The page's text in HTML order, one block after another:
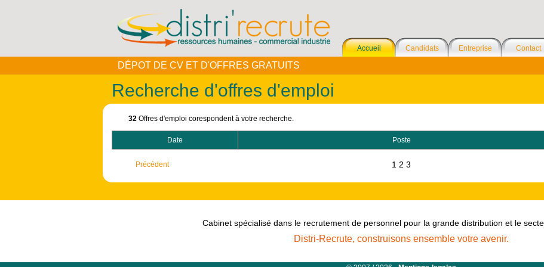
Accueil Candidats Entreprise Contact
DÉPOT DE CV ET D'OFFRES GRATUITS
Recherche d'offres d'emploi
32Offres d'emploi corespondent à votre recherche.
Date Poste
Précédent 1 2 3
Cabinet spécialisé dans le recrutement de personnel pour la grande distribution et le
Distri-Recrute, construisons ensemble votre avenir.